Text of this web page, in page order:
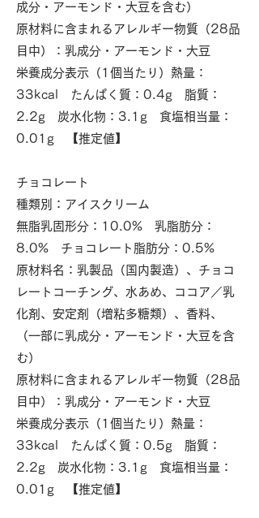
次へ >
成分・アーモンド・大豆を含む）
原材料に含まれるアレルギー物質（28品
目中）：乳成分・アーモンド・大豆
栄養成分表示（1個当たり）熱量：
33kcal たんぱく質：0.4g 脂質：
2.2g 炭水化物：3.1g 食塩相当量：
0.01g 【推定値】
チョコレート
種類別：アイスクリーム
無脂乳固形分：10.0% 乳脂肪分：
8.0% チョコレート脂肪分：0.5%
原材料名：乳製品（国内製造）、チョコ
レートコーチング、水あめ、ココア／乳
化剤、安定剤（増粘多糖類）、香料、
（一部に乳成分・アーモンド・大豆を含
む）
原材料に含まれるアレルギー物質（28品
目中）：乳成分・アーモンド・大豆
栄養成分表示（1個当たり）熱量：
33kcal たんぱく質：0.5g 脂質：
2.2g 炭水化物：3.1g 食塩相当量：
0.01g 【推定値】